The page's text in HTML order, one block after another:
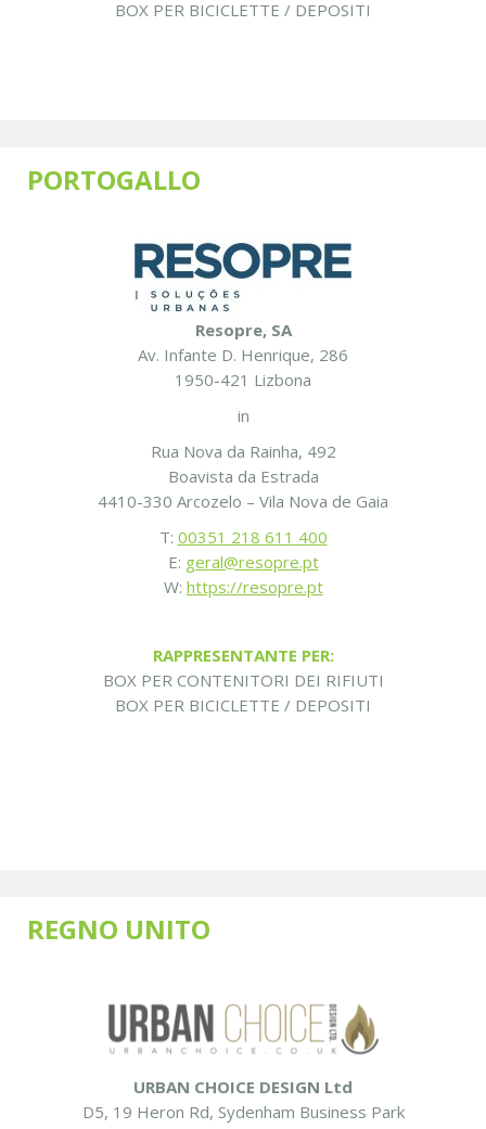
BOX PER BICICLETTE / DEPOSITI
PORTOGALLO
Resopre, SA
Av. Infante D. Henrique, 286
1950-421 Lizbona
in
Rua Nova da Rainha, 492
Boavista da Estrada
4410-330 Arcozelo – Vila Nova de Gaia
T: 00351 218 611 400
E: geral@resopre.pt
W: https://resopre.pt
RAPPRESENTANTE PER:
BOX PER CONTENITORI DEI RIFIUTI
BOX PER BICICLETTE / DEPOSITI
REGNO UNITO
URBAN CHOICE DESIGN Ltd
D5, 19 Heron Rd, Sydenham Business Park